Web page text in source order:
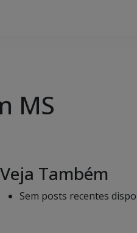
MS
Veja Também
Sem posts recentes